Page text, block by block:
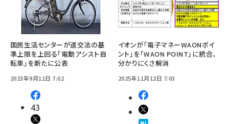
国民生活センターが道交法の基
準上限を上回る「電動アシスト自
転車」を新たに公表
2023年9月11日 7:02
43
イオンが「電子マネーWAONポイ
ント」を「WAON POINT」に統合、
分かりにくさ解消
2025年11月12日 7:03